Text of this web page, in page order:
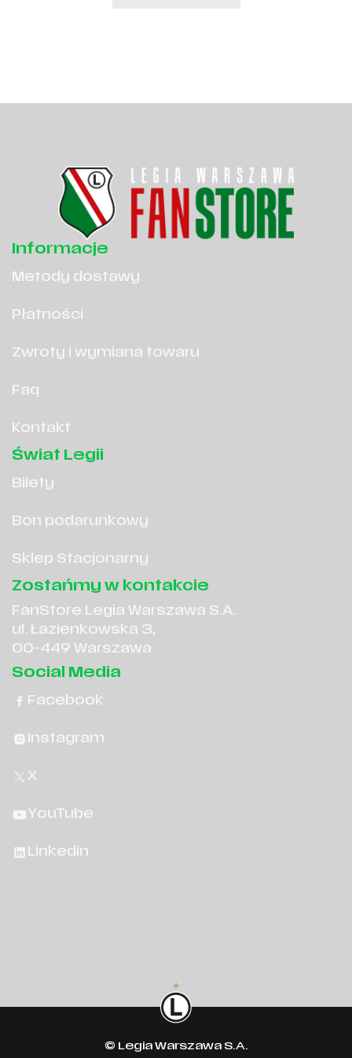
Informacje
Metody dostawy
Płatności
Zwroty i wymiana towaru
Faq
Kontakt
Świat Legii
Bilety
Bon podarunkowy
Sklep Stacjonarny
Zostańmy w kontakcie
FanStore Legia Warszawa S.A.
ul. Łazienkowska 3,
00-449 Warszawa
Social Media
Facebook
Instagram
X
YouTube
Linkedin
© Legia Warszawa S.A.